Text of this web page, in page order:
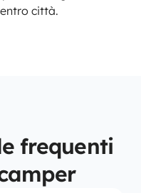
città.
frequenti